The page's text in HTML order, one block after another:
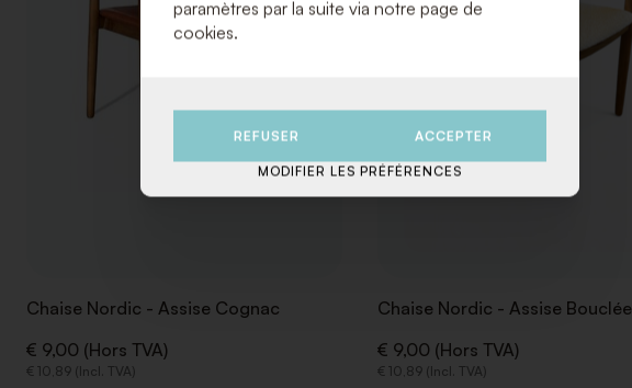
Chaise Nordic - Assise Cognac
€ 9,00 (Hors TVA)
€ 10,89 (Incl. TVA)
Chaise Nordic - Assise Bouclée
€ 9,00 (Hors TVA)
€ 10,89 (Incl. TVA)
paramètres par la suite via notre page de
cookies.
REFUSER ACCEPTER
MODIFIER LES PRÉFÉRENCES